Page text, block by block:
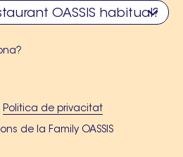
Politica de privacitat
de la Family OASSIS